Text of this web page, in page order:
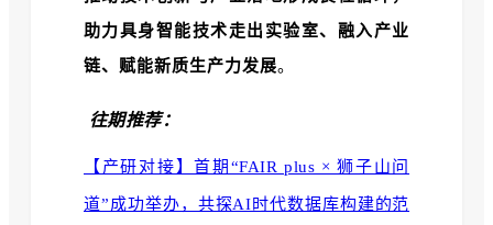
助力具身智能技术走出实验室、融入产业
链、赋能新质生产力发展。
往期推荐：
【产研对接】首期“FAIR plus × 狮子山问
道”成功举办，共探AI时代数据库构建的范